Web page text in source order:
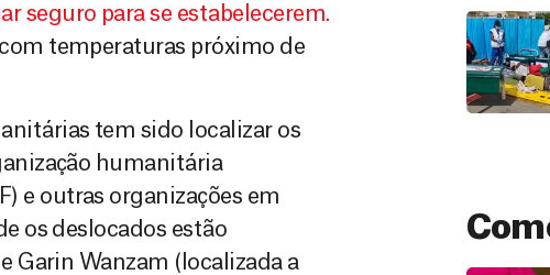
seguro para se estabelecerem.
temperaturas próximo de
tem sido localizar os
humanitária
e outras organizações em
os deslocados estão
Garin Wanzam (localizada a